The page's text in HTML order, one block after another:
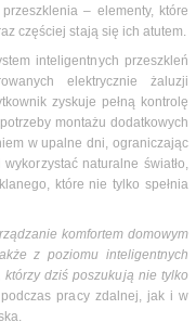
– elementy, które
częściej stają się ich atutem.
inteligentnych przeszkleń
elektrycznie żaluzji
zyskuje pełną kontrolę
montażu dodatkowych
w upalne dni, ograniczając
naturalne światło,
które nie tylko spełnia
komfortem domowym
z poziomu inteligentnych
którzy dziś poszukują nie tylko
pracy zdalnej, jak i w